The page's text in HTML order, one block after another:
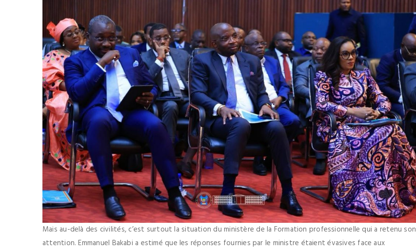
Mais au-delà des civilités, c’est surtout la situation du ministère de la Formation professionnelle qui a retenu son
attention. Emmanuel Bakabi a estimé que les réponses fournies par le ministre étaient évasives face aux